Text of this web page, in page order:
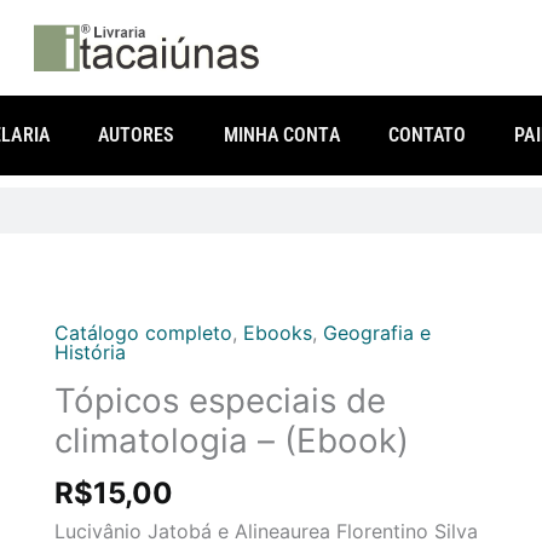
AUTORES MINHA CONTA CONTATO
Catálogo completo, Ebooks, Geografia e
História
Tópicos especiais de
climatologia – (Ebook)
R$15,00
Lucivânio Jatobá e Alineaurea Florentino Silva
Tópicos
de
climatologia
(Ebook)
quantidade